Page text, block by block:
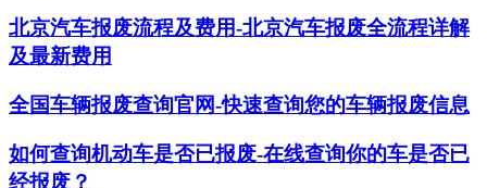
北京汽车报废流程及费用-北京汽车报废全流程详解
及最新费用
全国车辆报废查询官网-快速查询您的车辆报废信息
如何查询机动车是否已报废-在线查询你的车是否已
经报废？